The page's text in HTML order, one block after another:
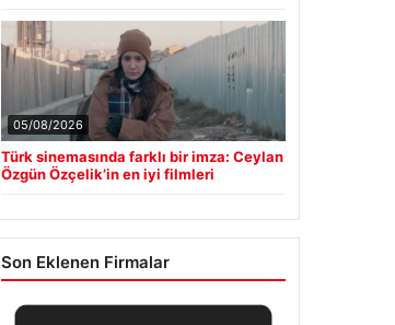
05/08/2026
Türk sinemasında farklı bir imza: Ceylan
Özgün Özçelik’in en iyi filmleri
Son Eklenen Firmalar